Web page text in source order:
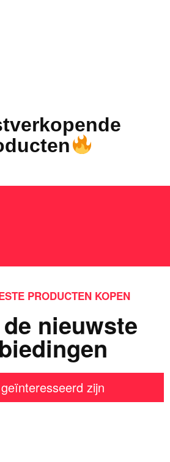
PRODUCTEN KOPEN
nieuwste
zijn